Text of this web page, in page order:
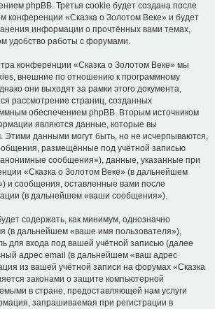
phpBB. Третья cookie будет создана после
конференции «Сказка о Золотом Веке» и будет
информации о прочтённых вами темах,
удобство работы с форумами.
конференции «Сказка о Золотом Веке» мы
внешние по отношению к программному
они выходят за рамки этого документа,
рассмотрение страниц, созданных
обеспечением phpBB. Вторым источником
являются данные, которые вы
Этими данными могут быть, но не исчерпываются,
размещённые под учётной записью
сообщения»), данные, указанные при
«Сказка о Золотом Веке» (в дальнейшем
и сообщения, оставленные вами после
(в дальнейшем «ваши сообщения»).
содержать, как минимум, однозначно
(в дальнейшем «ваше имя пользователя»),
для входа под вашей учётной записью (далее
адрес email (в дальнейшем «ваш адрес
из вашей учётной записи на форумах «Сказка
законами о защите компьютерной
в стране, предоставляющей нам услуги
запрашиваемая при регистрации в